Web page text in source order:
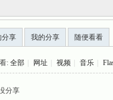
索
分享 我的分享 随便看看
: 全部 网址 视频 音乐
分享